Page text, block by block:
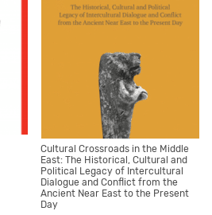
Cultural Crossroads in the Middle
East: The Historical, Cultural and
Political Legacy of Intercultural
Dialogue and Conflict from the
Ancient Near East to the Present
Day